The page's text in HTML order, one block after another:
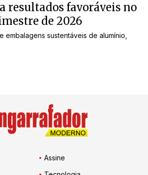
resultados favoráveis no
de 2026
embalagens sustentáveis de alumínio,
Assine